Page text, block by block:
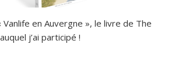
Vanlife en Auvergne », le livre de The
j’ai participé !